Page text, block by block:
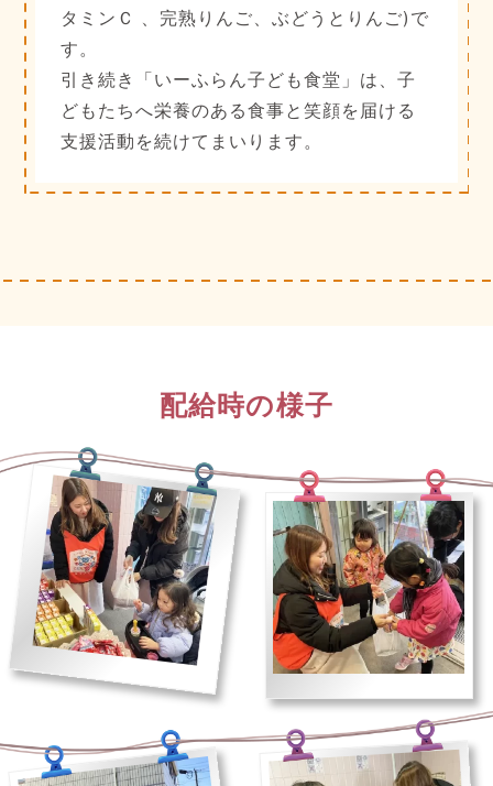
タミンＣ 、完熟りんご、ぶどうとりんご)で
す。
引き続き「いーふらん子ども食堂」は、子
どもたちへ栄養のある食事と笑顔を届ける
支援活動を続けてまいります。
配給時の様子